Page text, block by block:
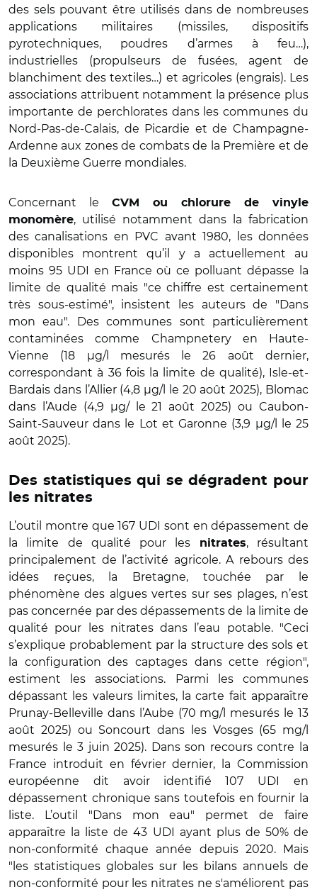
des sels pouvant être utilisés dans de nombreuses
applications militaires (missiles, dispositifs
pyrotechniques, poudres d’armes à feu…),
industrielles (propulseurs de fusées, agent de
blanchiment des textiles…) et agricoles (engrais). Les
associations attribuent notamment la présence plus
importante de perchlorates dans les communes du
Nord-Pas-de-Calais, de Picardie et de Champagne-
Ardenne aux zones de combats de la Première et de
la Deuxième Guerre mondiales.
Concernant le CVM ou chlorure de vinyle
monomère, utilisé notamment dans la fabrication
des canalisations en PVC avant 1980, les données
disponibles montrent qu’il y a actuellement au
moins 95 UDI en France où ce polluant dépasse la
limite de qualité mais "ce chiffre est certainement
très sous-estimé", insistent les auteurs de "Dans
mon eau". Des communes sont particulièrement
contaminées comme Champnetery en Haute-
Vienne (18 µg/l mesurés le 26 août dernier,
correspondant à 36 fois la limite de qualité), Isle-et-
Bardais dans l’Allier (4,8 µg/l le 20 août 2025), Blomac
dans l’Aude (4,9 µg/ le 21 août 2025) ou Caubon-
Saint-Sauveur dans le Lot et Garonne (3,9 µg/l le 25
août 2025).
Des statistiques qui se dégradent pour
les nitrates
L’outil montre que 167 UDI sont en dépassement de
la limite de qualité pour les
nitrates, résultant
principalement de l’activité agricole. A rebours des
idées reçues, la Bretagne, touchée par le
phénomène des algues vertes sur ses plages, n’est
pas concernée par des dépassements de la limite de
qualité pour les nitrates dans l’eau potable. "Ceci
s’explique probablement par la structure des sols et
la configuration des captages dans cette région",
estiment les associations. Parmi les communes
dépassant les valeurs limites, la carte fait apparaître
Prunay-Belleville dans l’Aube (70 mg/l mesurés le 13
août 2025) ou Soncourt dans les Vosges (65 mg/l
mesurés le 3 juin 2025). Dans son recours contre la
France introduit en février dernier, la Commission
européenne dit avoir identifié 107 UDI en
dépassement chronique sans toutefois en fournir la
liste. L’outil "Dans mon eau" permet de faire
apparaître la liste de 43 UDI ayant plus de 50% de
non-conformité chaque année depuis 2020. Mais
"les statistiques globales sur les bilans annuels de
non-conformité pour les nitrates ne s'améliorent pas